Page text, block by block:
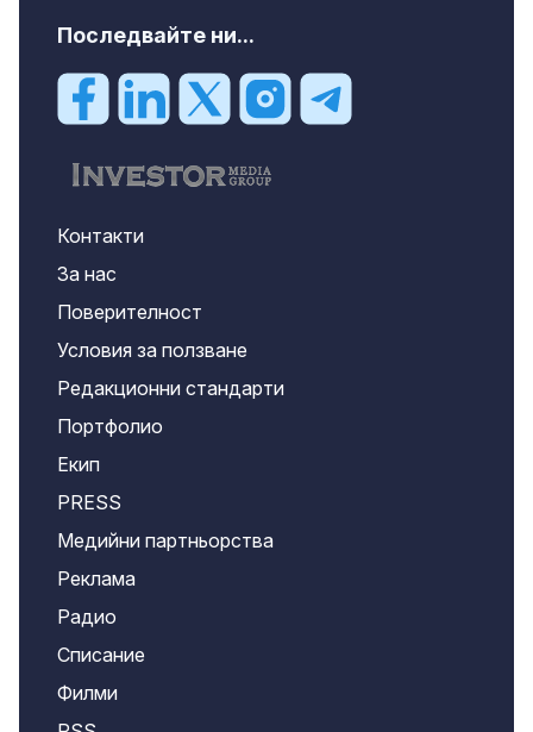
Последвайте ни...
Контакти
За нас
Поверителност
Условия за ползване
Редакционни стандарти
Портфолио
Екип
PRESS
Медийни партньорства
Реклама
Радио
Списание
Филми